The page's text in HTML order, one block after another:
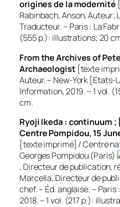
origines de la modernité
Rabinbach, Anson, Auteur;
Traducteur. – Paris : La
(555 p.): illustrations; 20
From the Archives of
Archaeologist[texte
Auteur. – New-York [Etats-
Information, 2019. – 1 vol.
cm.
Ryoji Ikeda : continuum
Centre Pompidou, 15
[texte imprimé] / Centre
Georges Pompidou (Paris)
, Directeur de publication,
Marcella, Directeur de
chef. – Éd. anglaise. –
2018. – 1 vol. (217 p.):